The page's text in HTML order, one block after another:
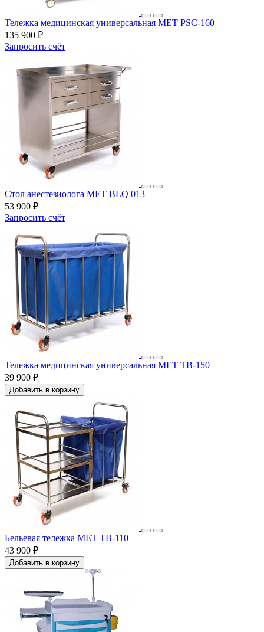
Тележка медицинская универсальная MET PSC-160
135 900 ₽
Запросить счёт
Стол анестезиолога МЕТ BLQ 013
53 900 ₽
Запросить счёт
Тележка медицинская универсальная МЕТ ТВ-150
39 900 ₽
Добавить в корзину
Бельевая тележка МЕТ ТB-110
43 900 ₽
Добавить в корзину